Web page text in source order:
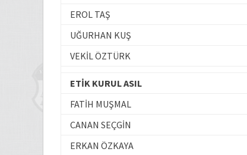
EROL TAŞ
UĞURHAN KUŞ
VEKİL ÖZTÜRK
ETİK KURUL ASIL
FATİH MUŞMAL
CANAN SEÇGİN
ERKAN ÖZKAYA